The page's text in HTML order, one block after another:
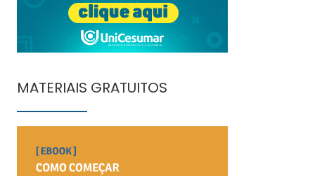
MATERIAIS GRATUITOS